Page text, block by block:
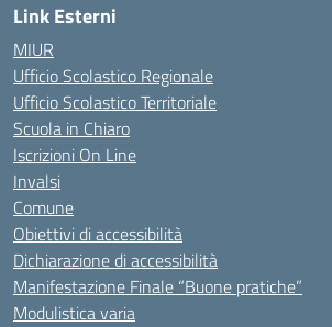
Link Esterni
MIUR
Ufficio Scolastico Regionale
Ufficio Scolastico Territoriale
Scuola in Chiaro
Iscrizioni On Line
Invalsi
Comune
Obiettivi di accessibilità
Dichiarazione di accessibilità
Manifestazione Finale “Buone pratiche”
Modulistica varia